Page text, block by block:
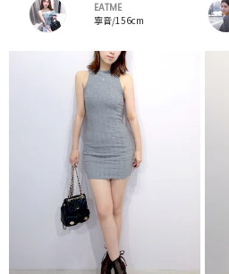
EATME
寧音/156cm